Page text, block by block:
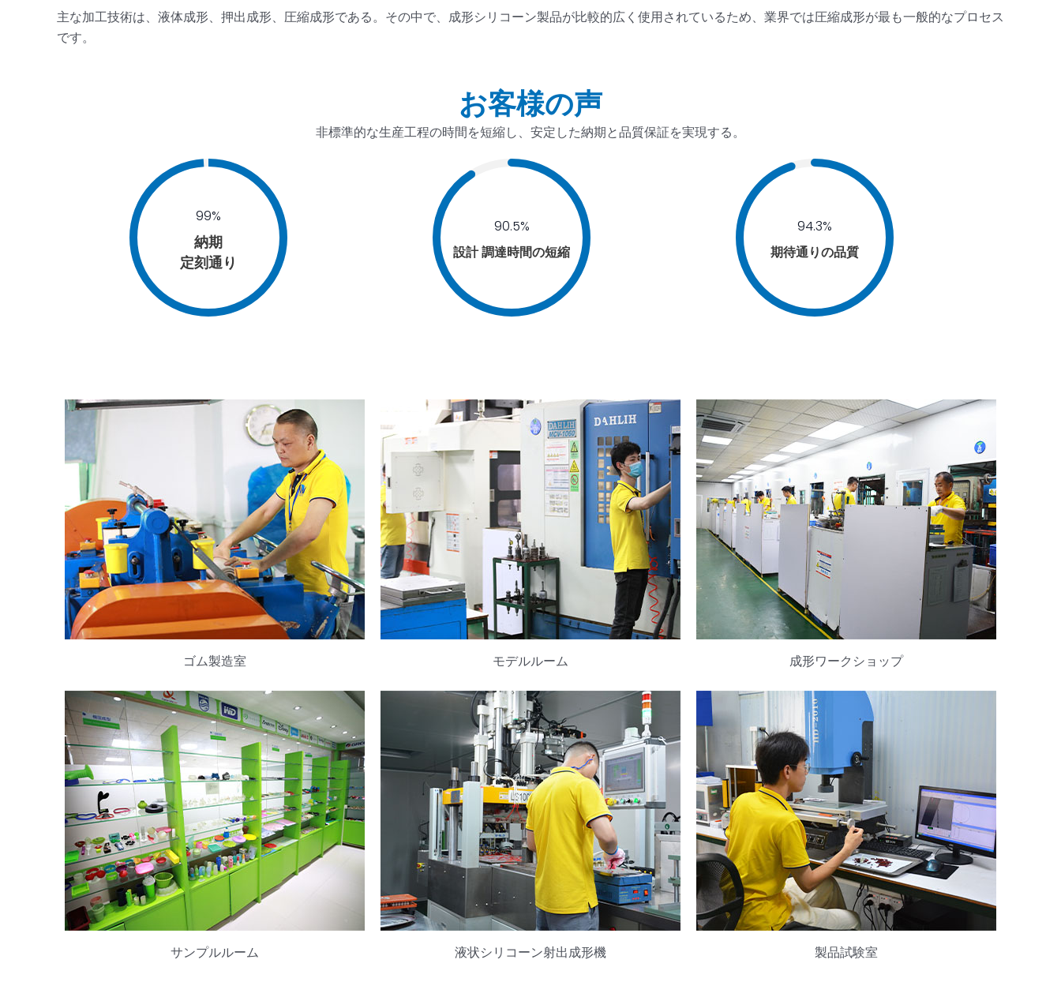
主な加工技術は、液体成形、押出成形、圧縮成形である。その中で、成形シリコーン製品が比較的広く使用されているため、業界では圧縮成形が最も一般的なプロセス
です。
お客様の声
非標準的な生産工程の時間を短縮し、安定した納期と品質保証を実現する。
99%
納期
定刻通り
90.5%
設計 調達時間の短縮
94.3%
期待通りの品質
ゴム製造室 モデルルーム 成形ワークショップ
サンプルルーム 液状シリコーン射出成形機 製品試験室